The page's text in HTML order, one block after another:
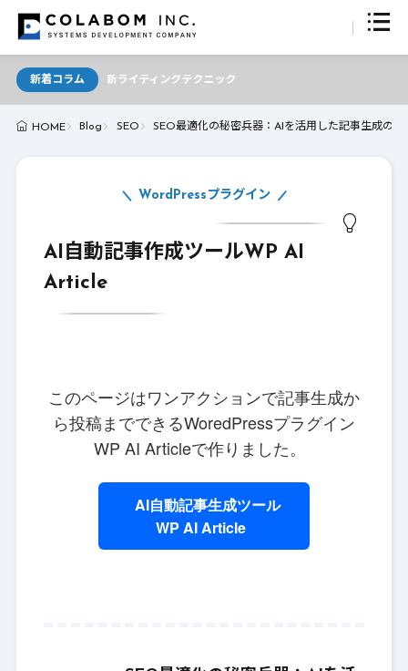
新着コラム
える最新ライティングテクニック
HOME Blog SEO SEO最適化の秘密兵器：AIを活用した記事生成の
AI自動記事作成ツールWP AI
Article
WordPressプラグイン
このページはワンアクションで記事生成か
ら投稿までできるWoredPressプラグイン
WP AI Articleで作りました。
AI自動記事生成ツール
WP AI Article